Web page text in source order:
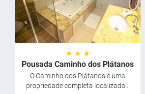
★ ★ ★
Pousada Caminho dos Plátanos
O Caminho dos Plátanos é uma
propriedade completa localizada...